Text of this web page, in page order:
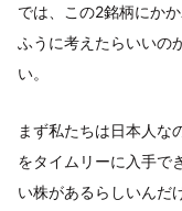
では、この2銘柄にか
ふうに考えたらいいの
い。
まず私たちは日本人な
をタイムリーに入手で
い株があるらしいんだ